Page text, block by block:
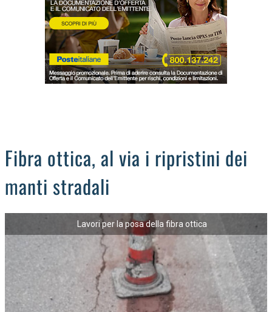
OCCHIO ALLA TRUFFA
NECROLOGI
Fibra ottica, al via i ripristini dei
manti stradali
Lavori per la posa della fibra ottica